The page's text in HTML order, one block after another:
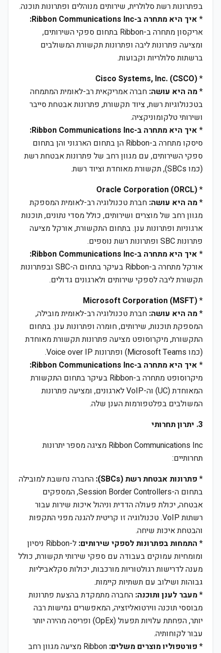
בפתרונות רשת סלולרית, שירותים מנוהלים ופתרונות תוכנה.
* איך היא מתחרה ב-Ribbon Communications Inc:
אריקסון מתחרה ב-Ribbon בתחום ספקי השירותים,
ומציעה פתרונות ליבה ופתרונות תקשורת המשולבים
ברשתות סלולריות וקבועות.
*
Cisco Systems, Inc. (CSCO)
*מה היא עושה: חברה אמריקאית רב-לאומית המתמחה
בטכנולוגיות רשת, ציוד תקשורת, פתרונות אבטחת סייבר
ושירותי טלקומוניקציה.
* איך היא מתחרה ב-Ribbon Communications Inc:
סיסקו מתחרה ב-Ribbon הן בתחום הארגוני והן בתחום
ספקי השירותים, עם מגוון רחב של פתרונות אבטחת רשת
(כמו SBCs), תקשורת מאוחדת וציוד רשת.
*
Oracle Corporation (ORCL)
*מה היא עושה: חברת טכנולוגיה רב-לאומית המספקת
מגוון רחב של מוצרים ושירותים, כולל מסדי נתונים, תוכנות
ארגוניות ופתרונות ענן. בתחום התקשורת, אורקל מציעה
פתרונות SBC ופתרונות רשת נוספים.
* איך היא מתחרה ב-Ribbon Communications Inc:
אורקל מתחרה ב-Ribbon בעיקר בתחום ה-SBC ובפתרונות
תקשורת ליבה לספקי שירותים ולארגונים גדולים.
*
Microsoft Corporation (MSFT)
*מה היא עושה: חברת טכנולוגיה רב-לאומית מובילה,
המספקת תוכנות, שירותים, חומרה ופתרונות ענן. בתחום
התקשורת, מיקרוסופט מציעה פתרונות תקשורת מאוחדת
(כמו Microsoft Teams) ופתרונות Voice over IP.
* איך היא מתחרה ב-Ribbon Communications Inc:
מיקרוסופט מתחרה ב-Ribbon בעיקר בתחום התקשורת
המאוחדת (UC) וה-VoIP לארגונים, ומציעה פתרונות
המשולבים בפלטפורמות הענן שלה.
3. יתרון תחרותי
Ribbon Communications Inc מציגה מספר יתרונות
תחרותיים:
* פתרונות אבטחת רשת (SBCs):
החברה נחשבת למובילה
בתחום ה-Session Border Controllers, המספקים
אבטחה, יכולת פעולה הדדית וניהול איכות שירות עבור
רשתות VoIP. טכנולוגיה זו קריטית להגנה מפני התקפות
והבטחת איכות שיחה.
* התמחות בפתרונות לספקי שירותים:
ל-Ribbon ניסיון
ומומחיות עמוקים בעבודה עם ספקי שירותי תקשורת, כולל
מענה לדרישות רגולטוריות מורכבות, יכולות סקלאביליות
גבוהות ושילוב עם תשתיות קיימות.
*מעבר לענן ותוכנה: החברה מתמקדת בהצעת פתרונות
מבוססי תוכנה ווירטואליזציה, המאפשרים גמישות רבה
יותר, הפחתת עלויות תפעול (OpEx) ופריסה מהירה יותר
עבור לקוחותיה.
* פורטפוליו מוצרים משלים:
Ribbon מציעה מגוון רחב